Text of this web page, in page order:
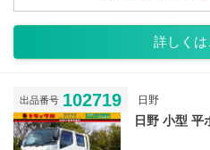
詳しくは
出品番号 102719 日野
日野 小型 平